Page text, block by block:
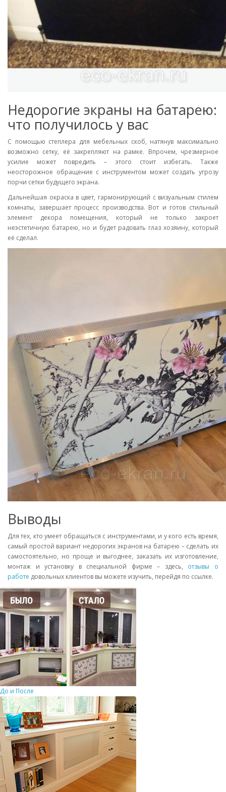
Недорогие экраны на батарею:
что получилось у вас
С помощью степлера для мебельных скоб, натянув максимально
возможно сетку, её закрепляют на рамке. Впрочем, чрезмерное
усилие может повредить – этого стоит избегать. Также
неосторожное обращение с инструментом может создать угрозу
порчи сетки будущего экрана.
Дальнейшая окраска в цвет, гармонирующий с визуальным стилем
комнаты, завершает процесс производства. Вот и готов стильный
элемент декора помещения, который не только закроет
неэстетичную батарею, но и будет радовать глаз хозяину, который
её сделал.
Выводы
Для тех, кто умеет обращаться с инструментами, и у кого есть время,
самый простой вариант недорогих экранов на батарею – сделать их
самостоятельно, но проще и выгоднее, заказать их изготовление,
монтаж и установку в специальной фирме – здесь, отзывы о
работе довольных клиентов вы можете изучить, перейдя по ссылке.
До и После